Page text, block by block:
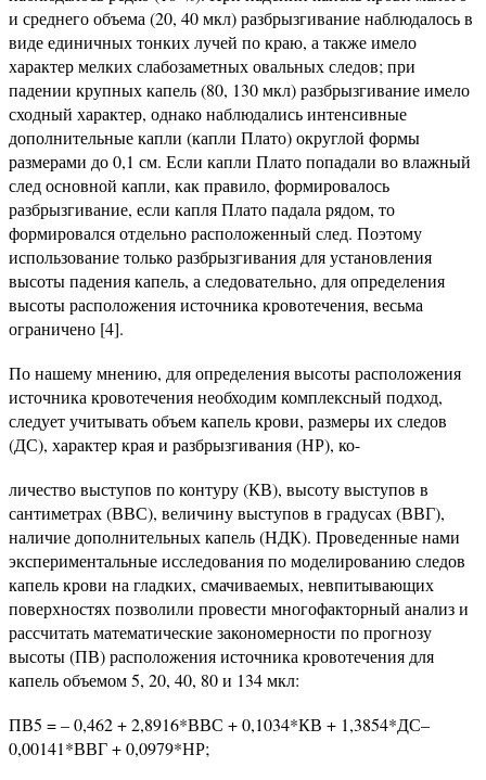
и среднего объема (20, 40 мкл) разбрызгивание наблюдалось в
виде единичных тонких лучей по краю, а также имело
характер мелких слабозаметных овальных следов; при
падении крупных капель (80, 130 мкл) разбрызгивание имело
сходный характер, однако наблюдались интенсивные
дополнительные капли (капли Плато) округлой формы
размерами до 0,1 см. Если капли Плато попадали во влажный
след основной капли, как правило, формировалось
разбрызгивание, если капля Плато падала рядом, то
формировался отдельно расположенный след. Поэтому
использование только разбрызгивания для установления
высоты падения капель, а следовательно, для определения
высоты расположения источника кровотечения, весьма
ограничено [4].
По нашему мнению, для определения высоты расположения
источника кровотечения необходим комплексный подход,
следует учитывать объем капель крови, размеры их следов
(ДС), характер края и разбрызгивания (НР), ко-
личество выступов по контуру (КВ), высоту выступов в
сантиметрах (ВВС), величину выступов в градусах (ВВГ),
наличие дополнительных капель (НДК). Проведенные нами
экспериментальные исследования по моделированию следов
капель крови на гладких, смачиваемых, невпитывающих
поверхностях позволили провести многофакторный анализ и
рассчитать математические закономерности по прогнозу
высоты (ПВ) расположения источника кровотечения для
капель объемом 5, 20, 40, 80 и 134 мкл:
ПВ5 = – 0,462 + 2,8916*ВВС + 0,1034*КВ + 1,3854*ДС–
0,00141*ВВГ + 0,0979*НР;